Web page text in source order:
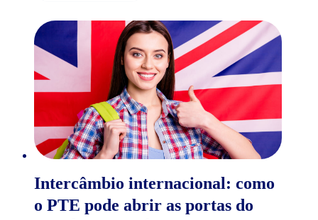
Intercâmbio internacional: como
o PTE pode abrir as portas do